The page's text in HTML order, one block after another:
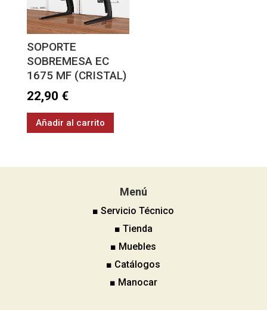
SOPORTE
SOBREMESA EC
1675 MF (CRISTAL)
22,90 €
Añadir al carrito
Menú
■ Servicio Técnico
■ Tienda
■ Muebles
■ Catálogos
■ Manocar